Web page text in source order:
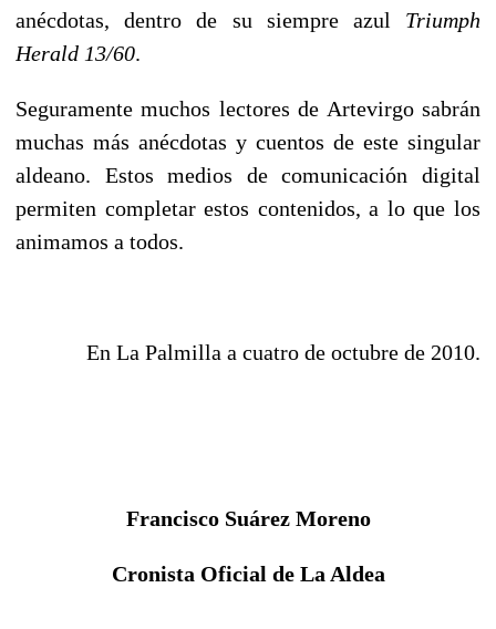
anécdotas, dentro de su siempre azul Triumph
Herald 13/60.
Seguramente muchos lectores de Artevirgo sabrán
muchas más anécdotas y cuentos de este singular
aldeano. Estos medios de comunicación digital
permiten completar estos contenidos, a lo que los
animamos a todos.
En La Palmilla a cuatro de octubre de 2010.
Francisco Suárez Moreno
Cronista Oficial de La Aldea